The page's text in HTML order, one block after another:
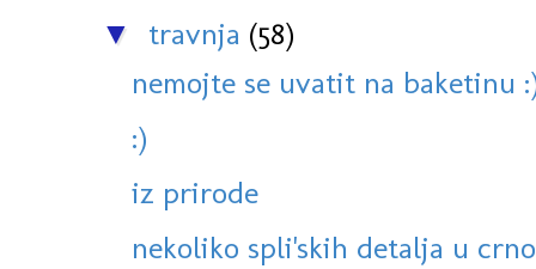
▼ travnja (58)
nemojte se uvatit na baketinu
:)
iz prirode
nekoliko spli'skih detalja u